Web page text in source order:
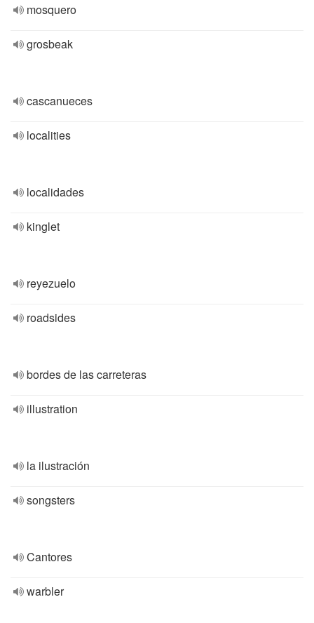
mosquero
grosbeak
cascanueces
localities
localidades
kinglet
reyezuelo
roadsides
bordes de las carreteras
illustration
la ilustración
songsters
Cantores
warbler